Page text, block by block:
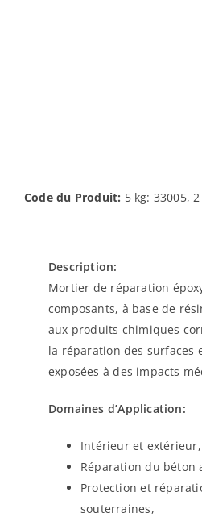
Code du Produit: 5 kg: 33005,
Description:
Mortier de réparation
composants, à base de
aux produits chimiques
la réparation des surfaces
exposées à des impacts
Domaines d’Application:
Intérieur et extérieur,
Réparation du béton
Protection et
souterraines,